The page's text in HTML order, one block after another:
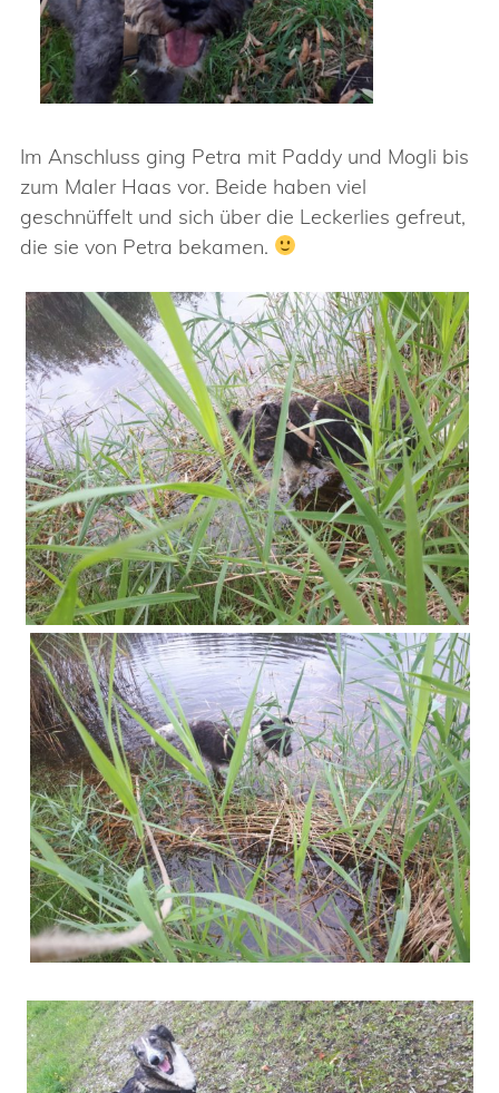
Im Anschluss ging Petra mit Paddy und Mogli bis
zum Maler Haas vor. Beide haben viel
geschnüffelt und sich über die Leckerlies gefreut,
die sie von Petra bekamen.